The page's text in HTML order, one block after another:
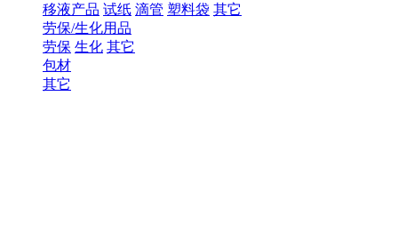
移液产品 试纸 滴管 塑料袋 其它
劳保/生化用品
劳保 生化 其它
包材
其它